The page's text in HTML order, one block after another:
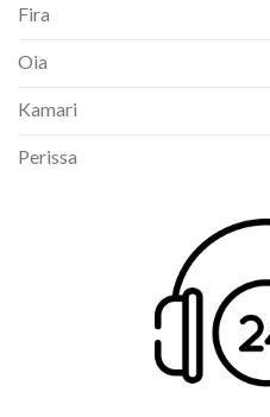
Fira
Oia
Kamari
Perissa